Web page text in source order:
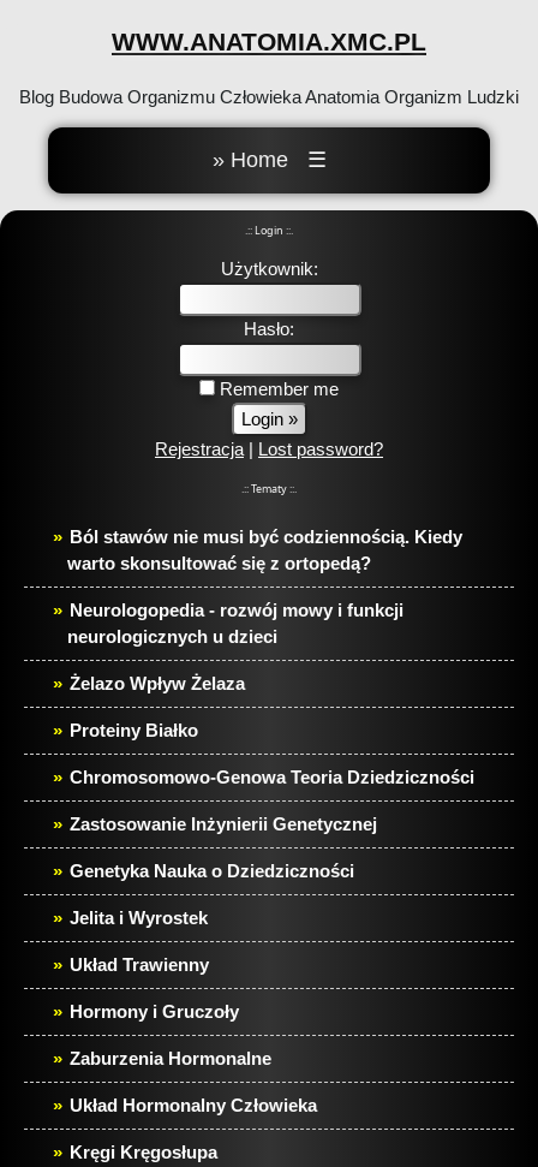
WWW.ANATOMIA.XMC.PL
Blog Budowa Organizmu Człowieka Anatomia Organizm Ludzki
» Home ☰
.:: Login ::.
Użytkownik:
Hasło:
Remember me
Rejestracja | Lost password?
.:: Tematy ::.
Ból stawów nie musi być codziennością. Kiedy
warto skonsultować się z ortopedą?
Neurologopedia - rozwój mowy i funkcji
neurologicznych u dzieci
Żelazo Wpływ Żelaza
Proteiny Białko
Chromosomowo-Genowa Teoria Dziedziczności
Zastosowanie Inżynierii Genetycznej
Genetyka Nauka o Dziedziczności
Jelita i Wyrostek
Układ Trawienny
Hormony i Gruczoły
Zaburzenia Hormonalne
Układ Hormonalny Człowieka
Kręgi Kręgosłupa